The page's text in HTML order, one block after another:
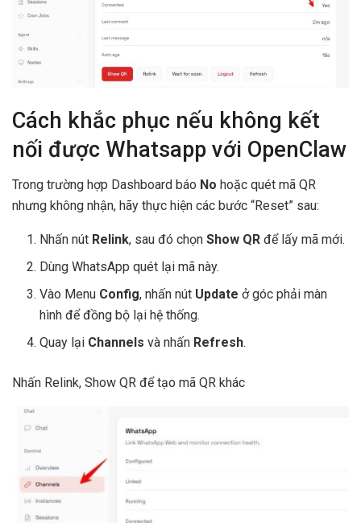
Cách khắc phục nếu không kết
nối được Whatsapp với OpenClaw
Trong trường hợp Dashboard báo No hoặc quét mã QR
nhưng không nhận, hãy thực hiện các bước “Reset” sau:
Nhấn nút Relink, sau đó chọnShow QR để lấy mã mới.
Dùng WhatsApp quét lại mã này.
Vào Menu Config, nhấn nút Update ở góc phải màn
hình để đồng bộ lại hệ thống.
Quay lại Channels và nhấn Refresh.
Nhấn Relink, Show QR để tạo mã QR khác